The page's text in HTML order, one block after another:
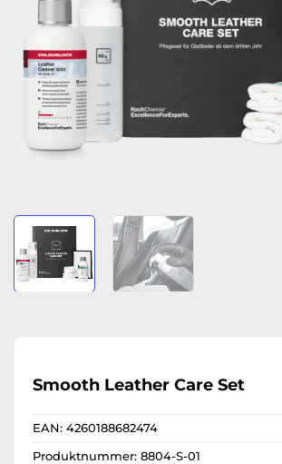
Smooth Leather Care Set
EAN: 4260188682474
Produktnummer: 8804-S-01